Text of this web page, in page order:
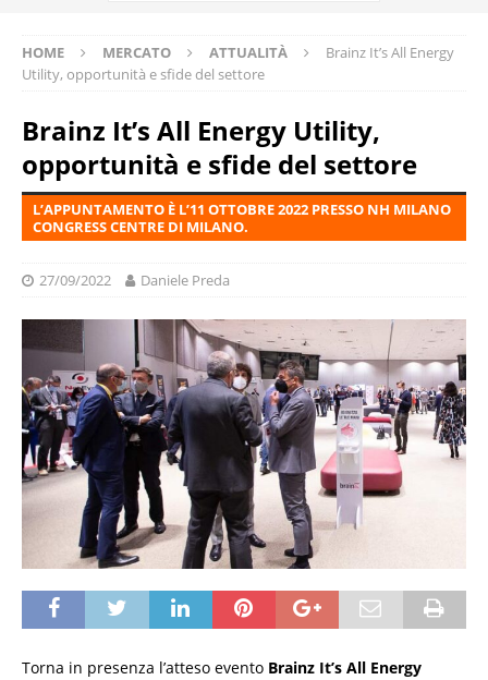
HOME MERCATO ATTUALITÀ
Brainz It’s All Energy
Utility, opportunità e sfide del settore
Brainz It’s All Energy Utility,
opportunità e sfide del settore
L’APPUNTAMENTO È L’11 OTTOBRE 2022 PRESSO NH MILANO
CONGRESS CENTRE DI MILANO.
27/09/2022 Daniele Preda
Torna in presenza l’atteso evento Brainz It’s All Energy